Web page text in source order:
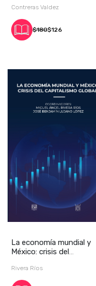
Contreras Valdez
$180$126
La economía mundial y
México: crisis del
Rivera Ríos